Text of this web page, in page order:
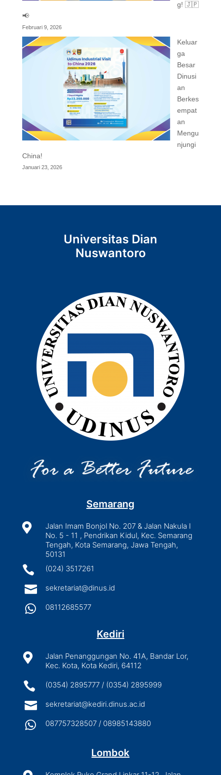
g! 🇯🇵
📢
Februari 9, 2026
Keluar
ga
Besar
Dinusi
an
Berkes
empat
an
Mengu
njungi
China!
Januari 23, 2026
Universitas Dian
Nuswantoro
Semarang

Jalan Imam Bonjol No. 207 & Jalan Nakula I
No. 5 - 11 , Pendrikan Kidul, Kec. Semarang
Tengah, Kota Semarang, Jawa Tengah,
50131
 (024) 3517261
 sekretariat@dinus.id
 08112685577
Kediri

Jalan Penanggungan No. 41A, Bandar Lor,
Kec. Kota, Kota Kediri, 64112
 (0354) 2895777 / (0354) 2895999
 sekretariat@kediri.dinus.ac.id
 087757328507 / 08985143880
Lombok